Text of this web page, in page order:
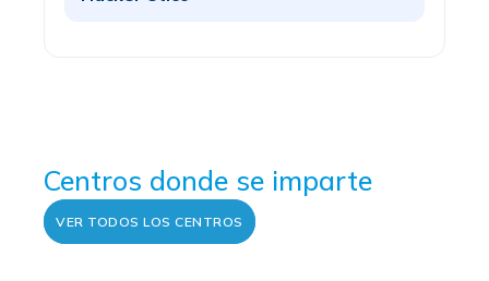
Centros donde se imparte
VER TODOS LOS CENTROS